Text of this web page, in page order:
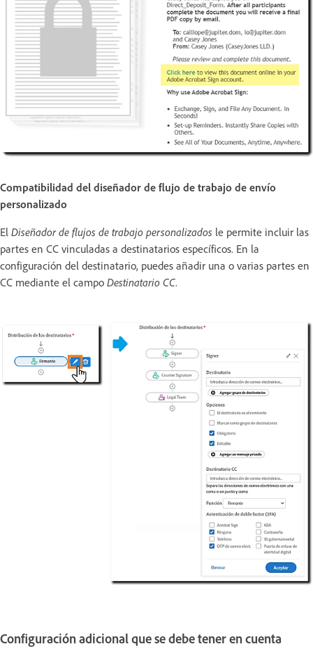
Compatibilidad del diseñador de flujo de trabajo de envío
personalizado
El Diseñador de flujos de trabajo personalizados le permite incluir las
partes en CC vinculadas a destinatarios específicos. En la
configuración del destinatario, puedes añadir una o varias partes en
CC mediante el campo Destinatario CC.
Configuración adicional que se debe tener en cuenta